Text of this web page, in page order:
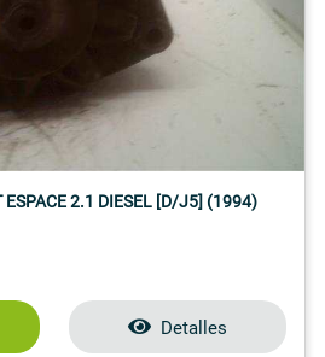
ESPACE 2.1 DIESEL [D/J5] (1994)
Detalles